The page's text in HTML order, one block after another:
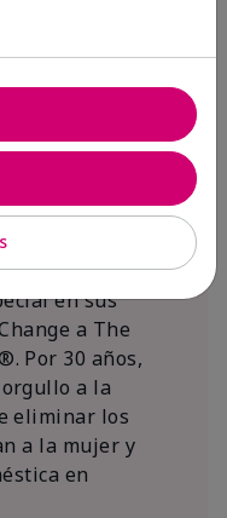
rosa cambia
a cambiar la
en todo el
del 26 de abril
Mary Kay Inc.
Mary Kay®
en sus
a The
Por 30 años,
a la
eliminar los
a la mujer y
en